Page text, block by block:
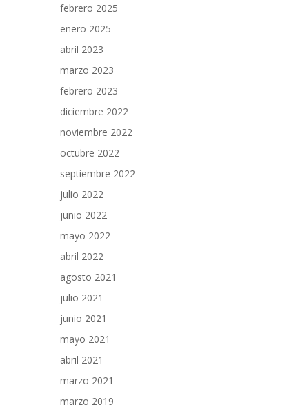
febrero 2025
enero 2025
abril 2023
marzo 2023
febrero 2023
diciembre 2022
noviembre 2022
octubre 2022
septiembre 2022
julio 2022
junio 2022
mayo 2022
abril 2022
agosto 2021
julio 2021
junio 2021
mayo 2021
abril 2021
marzo 2021
marzo 2019